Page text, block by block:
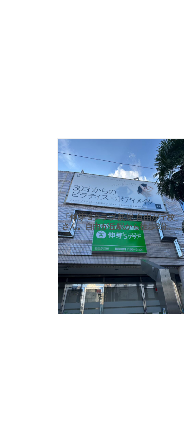
「伸芽’Sクラブ 託児 自由が丘校」
さん。自由が丘駅から徒歩3分、自
由が丘ミュービル1階にあります。
「伸芽’Sクラブ」とは、名門小学
校・幼稚園受験指導で実績を